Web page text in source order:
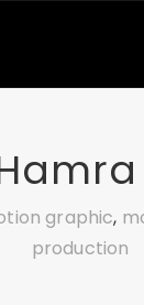
graphic,
production